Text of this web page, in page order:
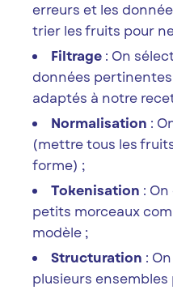
erreurs et les
trier les fruits pour
Filtrage : On
données
adaptés à notre
Normalisation :
(mettre tous les
forme) ;
Tokenisation :
petits morceaux
modèle ;
Structuration :
plusieurs